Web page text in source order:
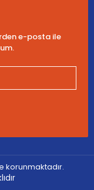
e-posta ile
korunmaktadır.